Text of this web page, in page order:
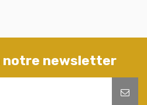
notre newsletter